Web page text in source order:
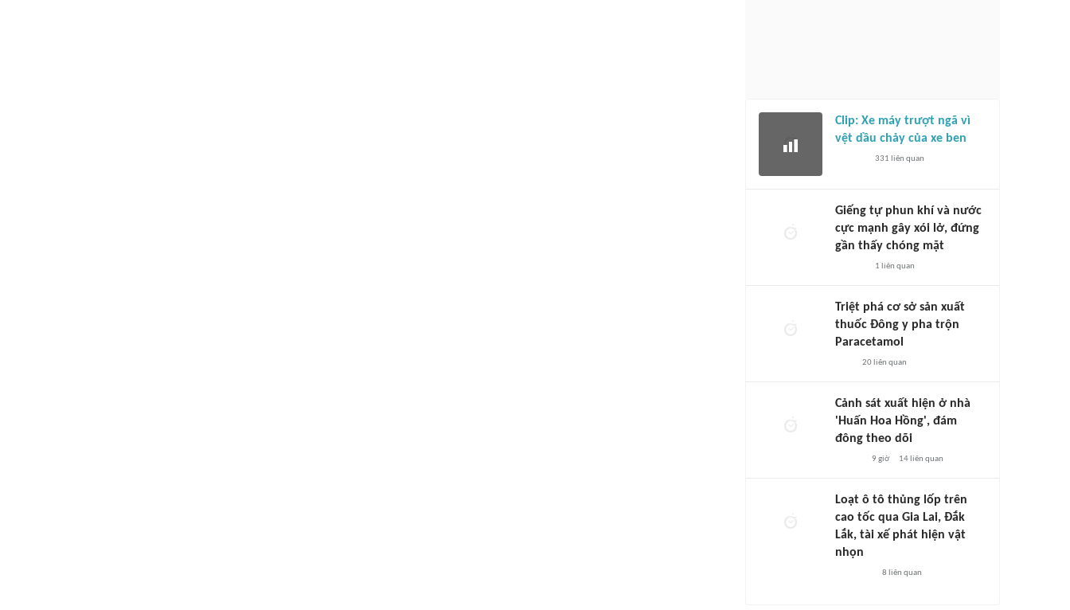
Clip: Xe máy trượt ngã vì
vệt dầu chảy của xe ben
331 liên quan
Giếng tự phun khí và nước
cực mạnh gây xói lở, đứng
gần thấy chóng mặt
1 liên quan
Triệt phá cơ sở sản xuất
thuốc Đông y pha trộn
Paracetamol
20liên quan
Cảnh sát xuất hiện ở nhà
'Huấn Hoa Hồng', đám
đông theo dõi
9 giờ 14liên quan
Loạt ô tô thủng lốp trên
cao tốc qua Gia Lai, Đắk
Lắk, tài xế phát hiện vật
nhọn
8 liên quan